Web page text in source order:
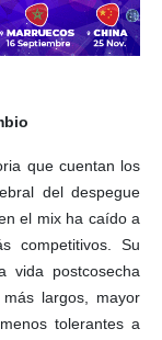
que cuentan los
del despegue
el mix ha caído a
competitivos. Su
vida postcosecha
largos, mayor
tolerantes a